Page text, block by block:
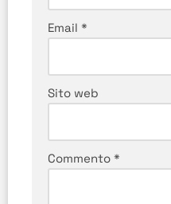
Email *
Sito web
Commento *